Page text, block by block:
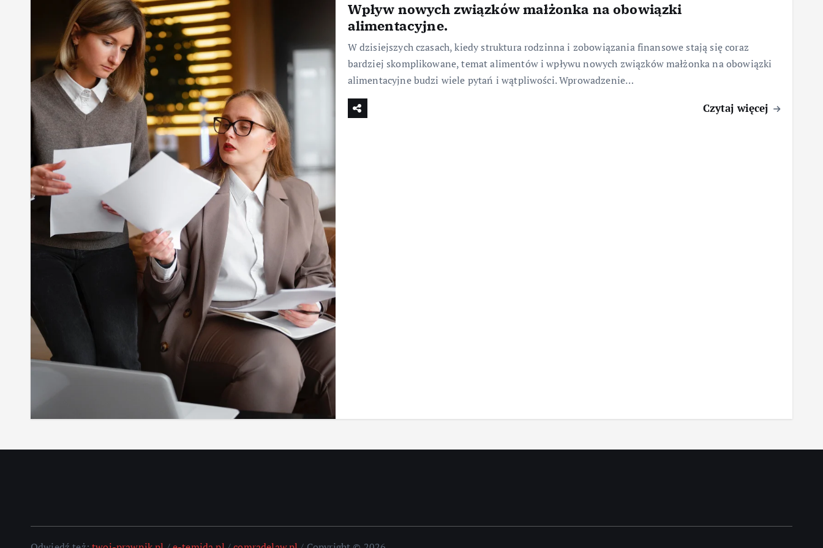
Wpływ nowych związków małżonka na obowiązki
alimentacyjne.
W dzisiejszych czasach, kiedy struktura rodzinna i zobowiązania finansowe stają się coraz
bardziej skomplikowane, temat alimentów i wpływu nowych związków małżonka na obowiązki
alimentacyjne budzi wiele pytań i wątpliwości. Wprowadzenie…
Czytaj więcej